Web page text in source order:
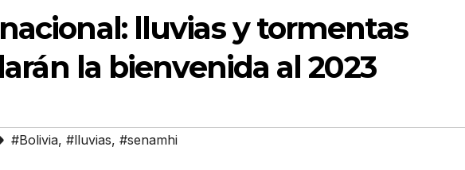
lluvias y tormentas
la bienvenida al 2023
#Bolivia, #lluvias, #senamhi